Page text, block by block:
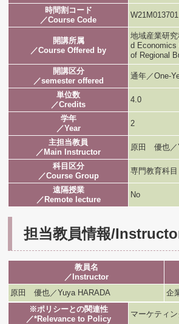
時間割コード
／Course Code
W21M013701
開講所属
／Course Offered by
地域産業研
d Economics
of Regional
開講区分
／semester offered
通年／One-
単位数
／Credits
4.0
学年
／Year
2
主担当教員
／Main Instructor
原田 優也／
科目区分
／Course Group
専門教育科
遠隔授業
／Remote lecture
No
担当教員情報/
教員名
／Instructor
原田 優也／Yuya HARADA
企
※ポリシーとの関連性
／*Relevance to Policy
マーケティ